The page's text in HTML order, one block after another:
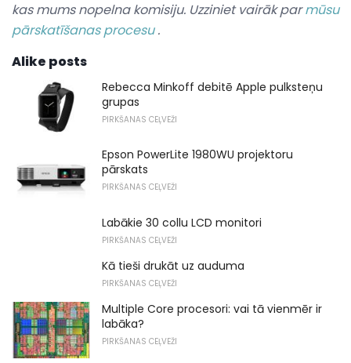
kas mums nopelna komisiju. Uzziniet vairāk parmūsu
pārskatīšanas procesu.
Alike posts
Rebecca Minkoff debitē Apple pulksteņu
grupas
PIRKŠANAS CEĻVEŽI
Epson PowerLite 1980WU projektoru
pārskats
PIRKŠANAS CEĻVEŽI
Labākie 30 collu LCD monitori
PIRKŠANAS CEĻVEŽI
Kā tieši drukāt uz auduma
PIRKŠANAS CEĻVEŽI
Multiple Core procesori: vai tā vienmēr ir
labāka?
PIRKŠANAS CEĻVEŽI